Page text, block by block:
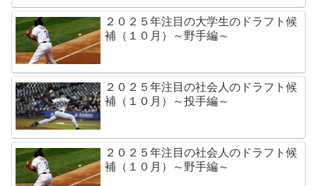
２０２５年注目の大学生のドラフト候
補（１０月）～野手編～
２０２５年注目の社会人のドラフト候
補（１０月）～投手編～
２０２５年注目の社会人のドラフト候
補（１０月）～野手編～